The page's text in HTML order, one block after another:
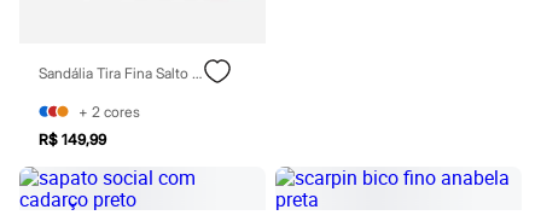
Calças
Casacos e Jaquetas
Jeans
Acessórios
Bolsas e Mochilas
Sandália Tira Fina Salto Médio Vernizada Oneself
+ 2 cores
R$ 149,99